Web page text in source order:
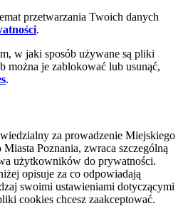
przetwarzania Twoich danych
.
w jaki sposób używane są pliki
można je zablokować lub usunąć,
.
za prowadzenie Miejskiego
Poznania, zwraca szczególną
użytkowników do prywatności.
opisuje za co odpowiadają
swoimi ustawieniami dotyczącymi
cookies chcesz zaakceptować.